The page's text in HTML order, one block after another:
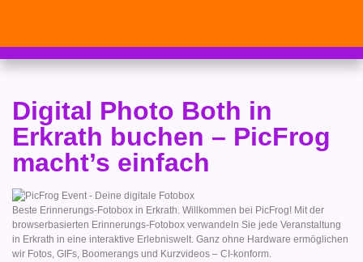
Digital Photo Both in
Erkrath buchen – PicFrog
macht’s einfach
Beste Erinnerungs-Fotobox in Erkrath. Willkommen bei PicFrog! Mit der
browserbasierten Erinnerungs-Fotobox verwandeln Sie jede Veranstaltung
in Erkrath in eine interaktive Erlebniswelt. Ganz ohne Hardware ermöglichen
wir Fotos, GIFs, Boomerangs und Kurzvideos – CI-konform.